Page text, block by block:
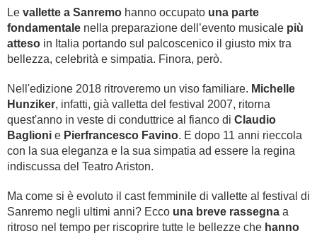
Le vallette a Sanremo hanno occupato una parte
fondamentale nella preparazione dell’evento musicale più
atteso in Italia portando sul palcoscenico il giusto mix tra
bellezza, celebrità e simpatia. Finora, però.
Nell'edizione 2018 ritroveremo un viso familiare. Michelle
Hunziker, infatti, già valletta del festival 2007, ritorna
quest'anno in veste di conduttrice al fianco di Claudio
Baglioni e Pierfrancesco Favino. E dopo 11 anni rieccola
con la sua eleganza e la sua simpatia ad essere la regina
indiscussa del Teatro Ariston.
Ma come si è evoluto il cast femminile di vallette al festival di
Sanremo negli ultimi anni? Ecco una breve rassegna a
ritroso nel tempo per riscoprire tutte le bellezze che hanno